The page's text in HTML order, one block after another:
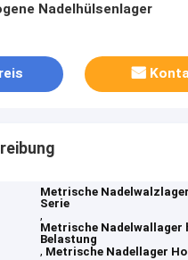
Nadelhülsenlager
Metrische
Serie
,
Metrische Nadelwallager
Belastung
, Metrische Nadellager